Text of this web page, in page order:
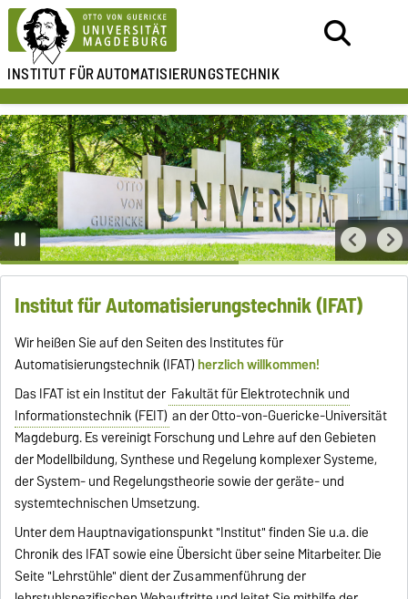
INSTITUT FÜRAUTOMATISIERUNGSTECHNIK
Institut für Automatisierungstechnik (IFAT)
Wir heißen Sie auf den Seiten des Institutes für
Automatisierungstechnik (IFAT)herzlich willkommen!
Das IFAT ist ein Institut der Fakultät für Elektrotechnik und
Informationstechnik (FEIT) an der Otto-von-Guericke-Universität
Magdeburg. Es vereinigt Forschung und Lehre auf den Gebieten
der Modellbildung, Synthese und Regelung komplexer Systeme,
der System- und Regelungstheorie sowie der geräte- und
systemtechnischen Umsetzung.
Unter dem Hauptnavigationspunkt "Institut" finden Sie u.a. die
Chronik des IFAT sowie eine Übersicht über seine Mitarbeiter. Die
Seite "Lehrstühle" dient der Zusammenführung der